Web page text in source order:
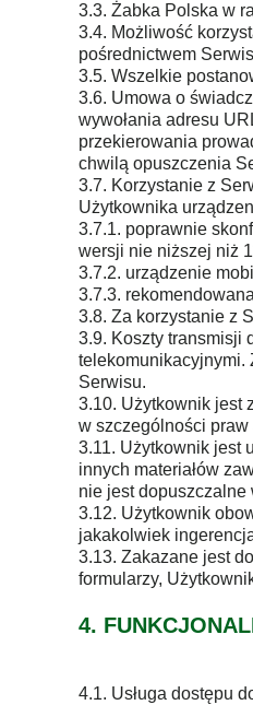
3.3. Żabka Polska w
3.4. Możliwość
pośrednictwem
3.5. Wszelkie
3.6. Umowa o
wywołania adresu
przekierowania
chwilą opuszczenia
3.7. Korzystanie z
Użytkownika
3.7.1. poprawnie
wersji nie niższej niż
3.7.2. urządzenie
3.7.3.
3.8. Za korzystanie z
3.9. Koszty transmisji
telekomunikacyjnymi.
Serwisu.
3.10. Użytkownik jest
w szczególności praw
3.11. Użytkownik jest
innych materiałów
nie jest dopuszczalne
3.12. Użytkownik
jakakolwiek
3.13. Zakazane jest
formularzy,
4.
4.1. Usługa dostępu